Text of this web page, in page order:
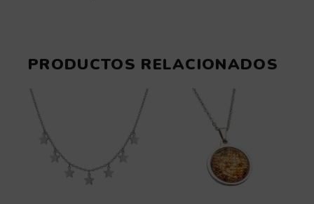
PRODUCTOS RELACIONADOS
precios:
12,31 €
hasta
Este
producto
tiene